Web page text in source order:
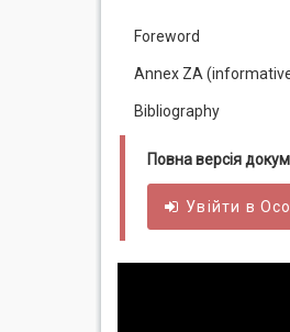
Foreword
Annex ZA
Bibliography
Повна версія
Увійти в